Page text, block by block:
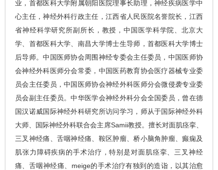
业，首都医科大学附属朝阳医院理事长助理，神经疾病医学中
心主任，神经外科行政主任，江西省人民医院名誉院长，江西
省神经科学研究所副所长，教授，中国医学科学院、北京大
学、首都医科大学、南昌大学博士生导师，首都医科大学博士
后导师。中国医师协会周围神经专委会主任委员，中国医师协
会神经外科医师分会常委，中国医药教育协会医疗器械专业委
员会主任委员，中国医师协会神经外科医师分会微侵袭专业委
员会副主任委员。中华医学会神经外科分会全国委员，曾在德
国汉诺威国际神经外科研究所访问学习，师从于国际神经外科
大师、国际神经外科联合会主席Samii教授。擅长对面肌痉挛、
三叉神经痛、舌咽神经痛、鞍区肿瘤、桥小脑角肿瘤、癫痫及
肌张力障碍疾病的手术治疗，特别是对面肌痉挛、三叉神经
痛、舌咽神经痛、meige的手术治疗有独到的造诣，以其治愈